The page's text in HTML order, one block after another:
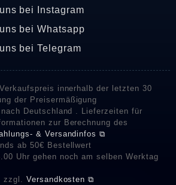
bei Instagram
bei Whatsapp
bei Telegram
innerhalb der letzten 30
der Preisermäßigung
Deutschland . Lieferzeiten für
zur Berechnung des
& Versandinfos ⧉
ab 50€ Bestellwert
Uhr gehen noch am selben Werktag
zzgl. Versandkosten ⧉